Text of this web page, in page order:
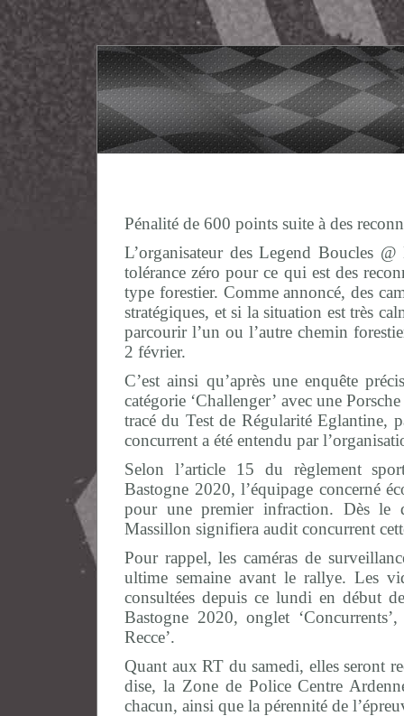
Pénalité de 600 points suite à des
L’organisateur des Legend Boucles
tolérance zéro pour ce qui est des
type forestier. Comme annoncé, des
stratégiques, et si la situation est très
parcourir l’un ou l’autre chemin
2 février.
C’est ainsi qu’après une enquête
catégorie ‘Challenger’ avec une
tracé du Test de Régularité Eglantine,
concurrent a été entendu par
Selon l’article 15 du règlement
Bastogne 2020, l’équipage concerné
pour une premier infraction. Dès le
Massillon signifiera audit concurrent
Pour rappel, les caméras de
ultime semaine avant le rallye. Les
consultées depuis ce lundi en début
Bastogne 2020, onglet
Recce’.
Quant aux RT du samedi, elles seront
dise, la Zone de Police Centre
chacun, ainsi que la pérennité de